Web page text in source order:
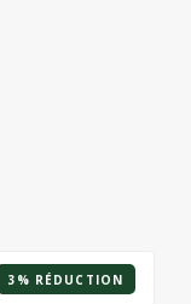
3% RÉDUCTION